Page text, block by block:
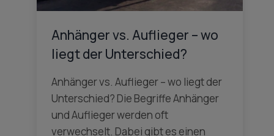
Anhänger vs. Auflieger – wo
liegt der Unterschied?
Anhänger vs. Auflieger – wo liegt der
Unterschied? Die Begriffe Anhänger
und Auflieger werden oft
verwechselt. Dabei gibt es einen